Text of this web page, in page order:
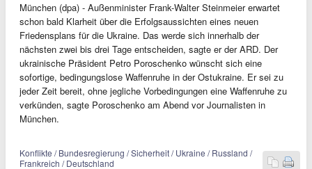
München (dpa) - Außenminister Frank-Walter Steinmeier erwartet
schon bald Klarheit über die Erfolgsaussichten eines neuen
Friedensplans für die Ukraine. Das werde sich innerhalb der
nächsten zwei bis drei Tage entscheiden, sagte er der ARD. Der
ukrainische Präsident Petro Poroschenko wünscht sich eine
sofortige, bedingungslose Waffenruhe in der Ostukraine. Er sei zu
jeder Zeit bereit, ohne jegliche Vorbedingungen eine Waffenruhe zu
verkünden, sagte Poroschenko am Abend vor Journalisten in
München.
Konflikte / Bundesregierung / Sicherheit / Ukraine / Russland /
Frankreich / Deutschland